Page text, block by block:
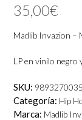
35,00€
Madlib Invazion ‎–
LP en vinilo negro
SKU:
Categoría: Hip
Marca: Madlib